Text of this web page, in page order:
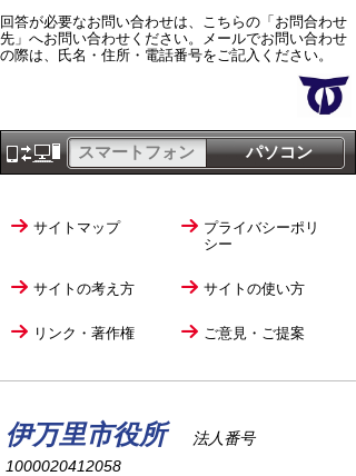
回答が必要なお問い合わせは、こちらの「お問合わせ
先」へお問い合わせください。メールでお問い合わせ
の際は、氏名・住所・電話番号をご記入ください。
パソコン
スマートフォン
サイトマップ
プライバシーポリ
シー
サイトの考え方 サイトの使い方
リンク・著作権 ご意見・ご提案
伊万里市役所
法人番号
1000020412058